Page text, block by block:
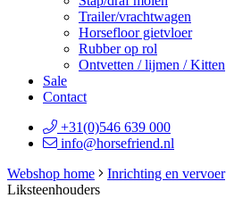
Trailer/vrachtwagen
Horsefloor gietvloer
Rubber op rol
Ontvetten / lijmen / Kitten
Sale
Contact
+31(0)546 639 000
info@horsefriend.nl
Webshop home
Inrichting en vervoer
Liksteenhouders